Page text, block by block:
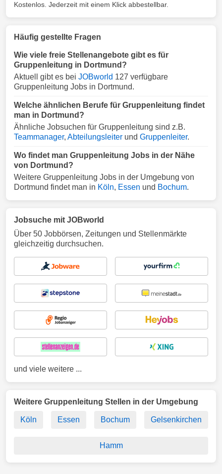
Kostenlos. Jederzeit mit einem Klick abbestellbar.
Häufig gestellte Fragen
Wie viele freie Stellenangebote gibt es für
Gruppenleitung in Dortmund?
Aktuell gibt es bei JOBworld 127 verfügbare
Gruppenleitung Jobs in Dortmund.
Welche ähnlichen Berufe für Gruppenleitung findet
man in Dortmund?
Ähnliche Jobsuchen für Gruppenleitung sind z.B.
Teammanager, Abteilungsleiter und Gruppenleiter.
Wo findet man Gruppenleitung Jobs in der Nähe
von Dortmund?
Weitere Gruppenleitung Jobs in der Umgebung von
Dortmund findet man in Köln, Essen und Bochum.
Jobsuche mit JOBworld
Über 50 Jobbörsen, Zeitungen und Stellenmärkte
gleichzeitig durchsuchen.
und viele weitere ...
Weitere Gruppenleitung Stellen in der Umgebung
Köln Essen Bochum Gelsenkirchen
Hamm